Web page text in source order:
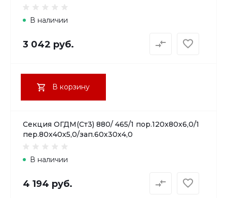
В наличии
3 042 руб.
В корзину
Секция ОГДМ(Ст3) 880/ 465/1 пор.120х80х6,0/1
пер.80х40х5,0/зап.60х30х4,0
В наличии
4 194 руб.